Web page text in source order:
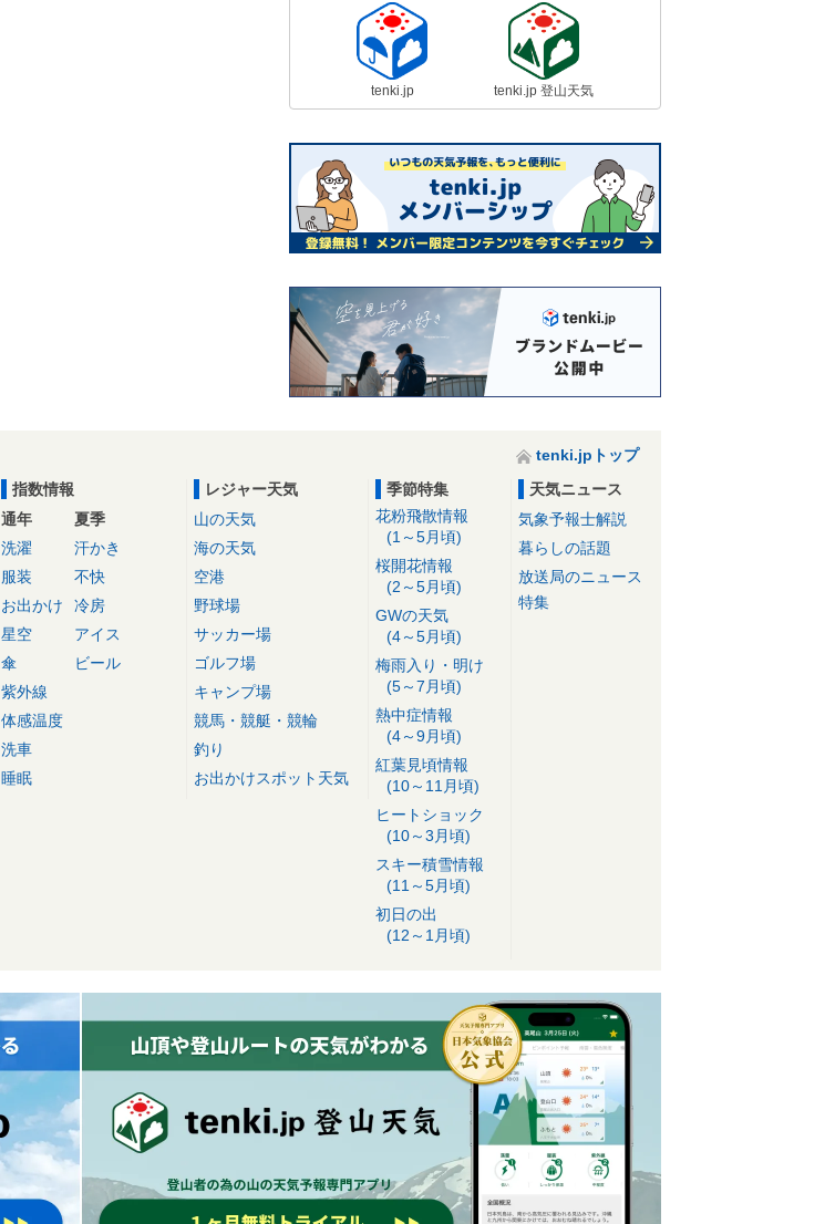
tenki.jp tenki.jp 登山天気
tenki.jpトップ
指数情報
通年
洗濯
服装
お出かけ
星空
傘
紫外線
体感温度
洗車
睡眠
夏季
汗かき
不快
冷房
アイス
ビール
レジャー天気
山の天気
海の天気
空港
野球場
サッカー場
ゴルフ場
キャンプ場
競馬・競艇・競輪
釣り
お出かけスポット天気
季節特集
花粉飛散情報
(1～5月頃)
桜開花情報
(2～5月頃)
GWの天気
(4～5月頃)
梅雨入り・明け
(5～7月頃)
熱中症情報
(4～9月頃)
紅葉見頃情報
(10～11月頃)
ヒートショック
(10～3月頃)
スキー積雪情報
(11～5月頃)
初日の出
(12～1月頃)
天気ニュース
気象予報士解説
暮らしの話題
放送局のニュース
特集